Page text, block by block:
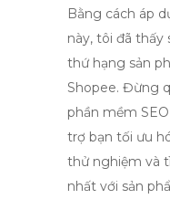
Bằng cách áp
này, tôi đã thấy
thứ hạng sản
Shopee. Đừng
phần mềm
trợ bạn tối ưu
thử nghiệm và
nhất với sản